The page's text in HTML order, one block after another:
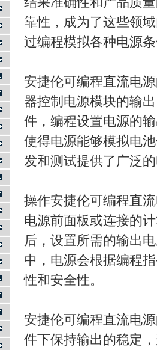
靠性，成为了这些领
过编程模拟各种电源
安捷伦可编程直流电
器控制电源模块的输
件，编程设置电源的
使得电源能够模拟电
发和测试提供了广泛
操作安捷伦可编程直
电源前面板或连接的
后，设置所需的输出
中，电源会根据编程
性和安全性。
安捷伦可编程直流电
件下保持输出的稳定